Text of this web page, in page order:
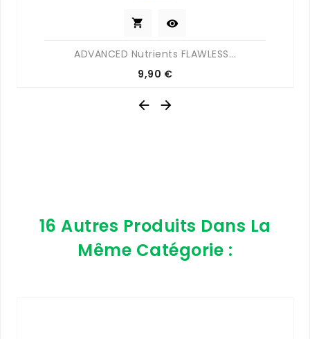
 
ADVANCED Nutrients FLAWLESS...
Prix
9,90 €
 
16 Autres Produits Dans La
Même Catégorie :